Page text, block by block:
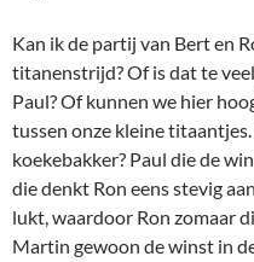
Kan ik de partij van Bert en
titanenstrijd? Of is dat te
Paul? Of kunnen we hier
tussen onze kleine
koekebakker? Paul die de
die denkt Ron eens stevig
lukt, waardoor Ron zomaar
Martin gewoon de winst in